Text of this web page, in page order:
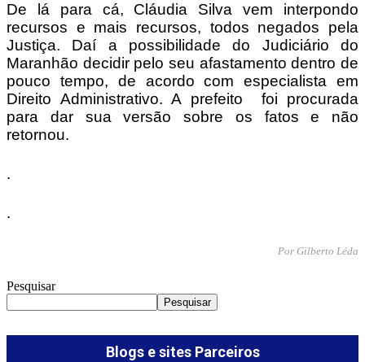
De lá para cá, Cláudia Silva vem interpondo
recursos e mais recursos, todos negados pela
Justiça. Daí a possibilidade do Judiciário do
Maranhão decidir pelo seu afastamento dentro de
pouco tempo, de acordo com especialista em
Direito Administrativo. A prefeito foi procurada
para dar sua versão sobre os fatos e não
retornou.
.
.
Por Gilberto Léda
Pesquisar
Pesquisar
Blogs e sites Parceiros